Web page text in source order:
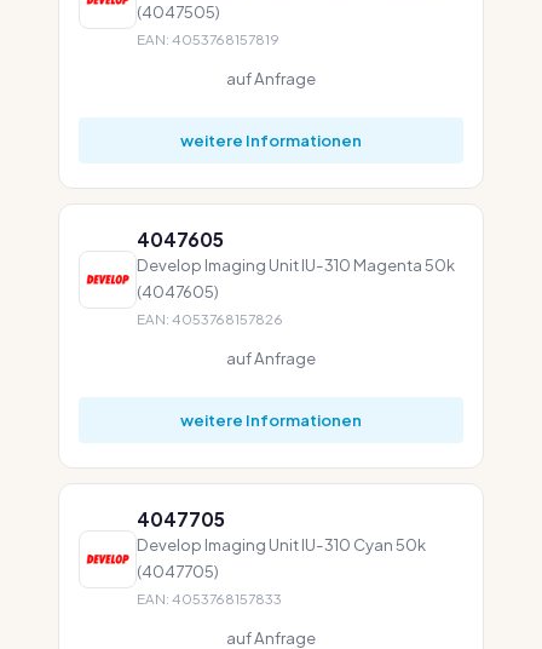
(4047505)
EAN: 4053768157819
auf Anfrage
weitere Informationen
4047605
Develop Imaging Unit IU-310 Magenta 50k
(4047605)
EAN: 4053768157826
auf Anfrage
weitere Informationen
4047705
Develop Imaging Unit IU-310 Cyan 50k
(4047705)
EAN: 4053768157833
auf Anfrage